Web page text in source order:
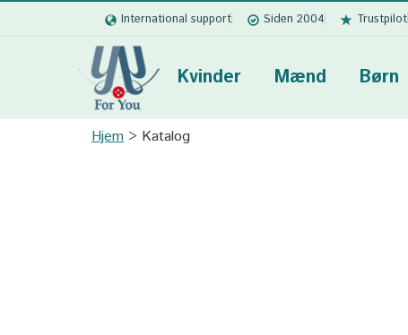
International support Siden 2004 Trustpilot
Kvinder Mænd Børn
Hjem Katalog